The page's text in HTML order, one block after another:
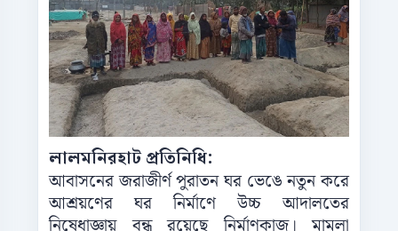
লালমনিরহাট প্রতিনিধি:
আবাসনের জরাজীর্ণ পুরাতন ঘর ভেঙে নতুন করে
আশ্রয়ণের ঘর নির্মাণে উচ্চ আদালতের